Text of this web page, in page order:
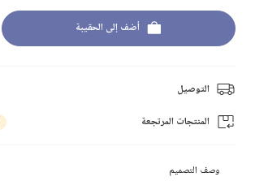
أضف إلى الحقيبة
التوصيل
المنتجات المرتجعة
وصف التصميم